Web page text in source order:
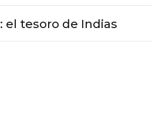
el tesoro de Indias